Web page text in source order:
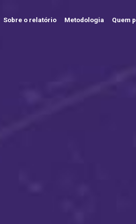
Sobre o relatório Metodologia Quem